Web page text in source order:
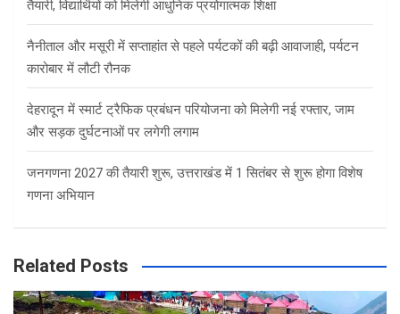
तैयारी, विद्यार्थियों को मिलेगी आधुनिक प्रयोगात्मक शिक्षा
नैनीताल और मसूरी में सप्ताहांत से पहले पर्यटकों की बढ़ी आवाजाही, पर्यटन
कारोबार में लौटी रौनक
देहरादून में स्मार्ट ट्रैफिक प्रबंधन परियोजना को मिलेगी नई रफ्तार, जाम
और सड़क दुर्घटनाओं पर लगेगी लगाम
जनगणना 2027 की तैयारी शुरू, उत्तराखंड में 1 सितंबर से शुरू होगा विशेष
गणना अभियान
Related Posts